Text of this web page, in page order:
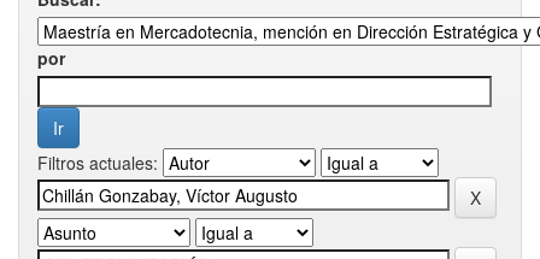
por
Filtros actuales: